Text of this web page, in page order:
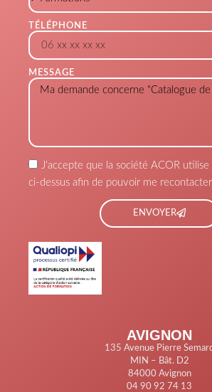
TÉLÉPHONE
MESSAGE
J'accepte que la société ACOR
ci-dessus afin de pouvoir me
ENVOYER
AVIGNON
135 Avenue Pierre
MIN – Bât. D2
84000 Avignon
04 90 92 74 13